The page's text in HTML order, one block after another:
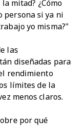
mitad? ¿Cómo
persona si ya ni
yo misma?"
las
diseñadas para
rendimiento
límites de la
menos claros.
por qué